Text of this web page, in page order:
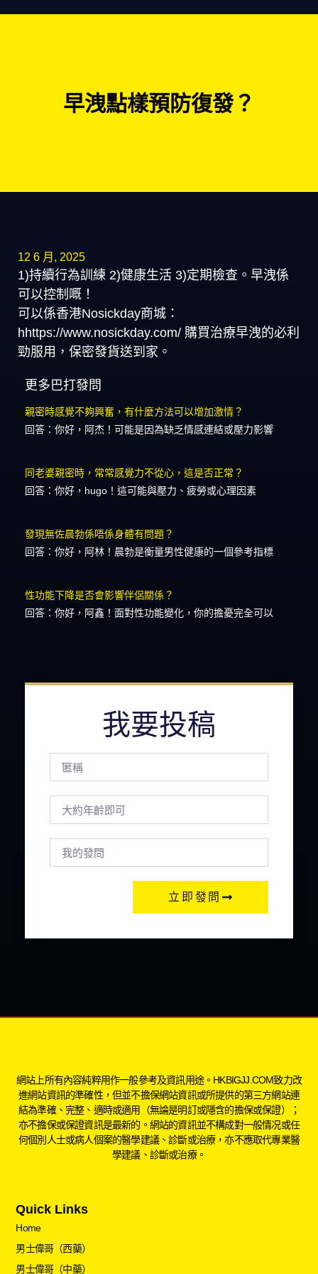
早洩點樣預防復發？
12 6 月, 2025
1)持續行為訓練 2)健康生活 3)定期檢查。早洩係
可以控制嘅！
可以係香港Nosickday商城：
hhttps://www.nosickday.com/ 購買治療早洩的必利
勁服用，保密發貨送到家。
更多巴打發問
親密時感覺不夠興奮，有什麼方法可以增加激情？
回答：你好，阿杰！可能是因為缺乏情感連結或壓力影響
同老婆親密時，常常感覺力不從心，這是否正常？
回答：你好，hugo！這可能與壓力、疲勞或心理因素
發現無佐晨勃係唔係身體有問題？
回答：你好，阿林！晨勃是衡量男性健康的一個參考指標
性功能下降是否會影響伴侶關係？
回答：你好，阿鑫！面對性功能變化，你的擔憂完全可以
我要投稿
立即發問
網站上所有內容純粹用作一般參考及資訊用途。HKBIGJJ.COM致力改
進網站資訊的準確性，但並不擔保網站資訊或所提供的第三方網站連
結為準確、完整、適時或適用（無論是明訂或隱含的擔保或保證）；
亦不擔保或保證資訊是最新的。網站的資訊並不構成對一般情况或任
何個別人士或病人個案的醫學建議、診斷或治療，亦不應取代專業醫
學建議、診斷或治療。
Quick Links
Home
男士偉哥（西藥）
男士偉哥（中藥）